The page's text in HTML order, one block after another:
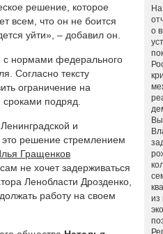
решение, которое
всем, что он не боится
уйти», – добавил он.
с нормами федерального
Согласно тексту
ограничение на
подряд.
и
это решение стремлением
Гращенков
не хочет задерживаться
Ленобласти Дрозденко,
работу на своем
о
из